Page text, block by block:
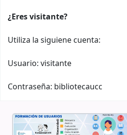
¿Eres visitante?
Utiliza la siguiene cuenta:
Usuario: visitante
Contraseña: bibliotecaucc